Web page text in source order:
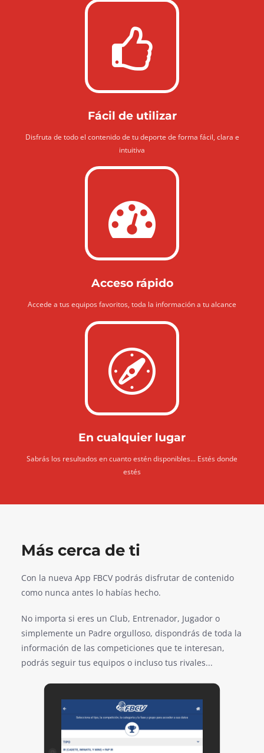
Fácil de utilizar
Disfruta de todo el contenido de tu deporte de forma fácil, clara e
intuitiva
Acceso rápido
Accede a tus equipos favoritos, toda la información a tu alcance
En cualquier lugar
Sabrás los resultados en cuanto estén disponibles... Estés donde
estés
Más cerca de ti
Con la nueva App FBCV podrás disfrutar de contenido
como nunca antes lo habías hecho.
No importa si eres un Club, Entrenador, Jugador o
simplemente un Padre orgulloso, dispondrás de toda la
información de las competiciones que te interesan,
podrás seguir tus equipos o incluso tus rivales...